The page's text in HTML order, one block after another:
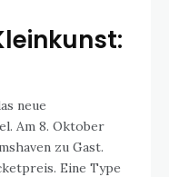
neue
Am 8. Oktober
zu Gast.
Eine Type